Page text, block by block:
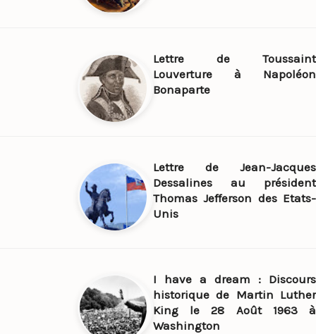
Lettre de Toussaint
Louverture à Napoléon
Bonaparte
Lettre de Jean-Jacques
Dessalines au président
Thomas Jefferson des Etats-
Unis
I have a dream : Discours
historique de Martin Luther
King le 28 Août 1963 à
Washington